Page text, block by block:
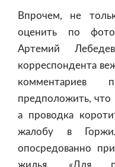
Впрочем, не
оценить по
Артемий
корреспондента
комментариев
предположить, что
а проводка
жалобу в
опосредованно
жилья. «Для